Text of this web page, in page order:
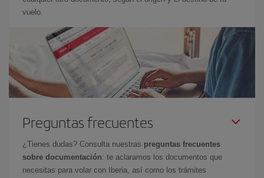
vuelo.
Preguntas frecuentes
¿Tienes dudas? Consulta nuestras preguntas frecuentes
sobre documentación: te aclaramos los documentos que
necesitas para volar con Iberia, así como los trámites